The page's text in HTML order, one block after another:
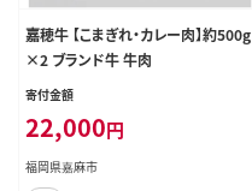
嘉穂牛 【こまぎれ・カレー肉】約500g
×2 ブランド牛 牛肉
寄付金額
22,000円
福岡県嘉麻市